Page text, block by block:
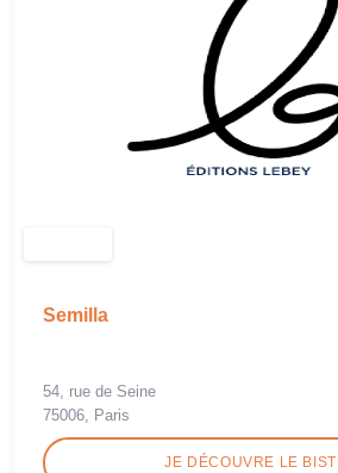
Semilla
54, rue de Seine
75006, Paris
JE DÉCOUVRE LE